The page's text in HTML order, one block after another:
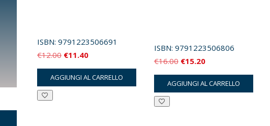
ISBN:9791223506691
€12.00 Il
prezzo
originale
€11.40Il
prezzo
attuale
AGGIUNGI AL CARRELLO
ISBN: 9791223506806
€16.00 Il
prezzo
originale
€15.20Il
prezzo
attuale
AGGIUNGI AL CARRELLO